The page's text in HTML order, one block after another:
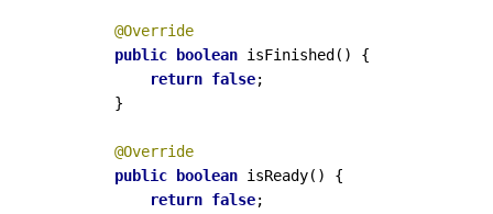
@Override
public
boolean isFinished ()
{
return false;
        }
@Override
public
boolean isReady()
{
return false;